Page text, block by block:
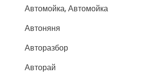
Автомойка, Автомойка
Автоняня
Авторазбор
Авторай